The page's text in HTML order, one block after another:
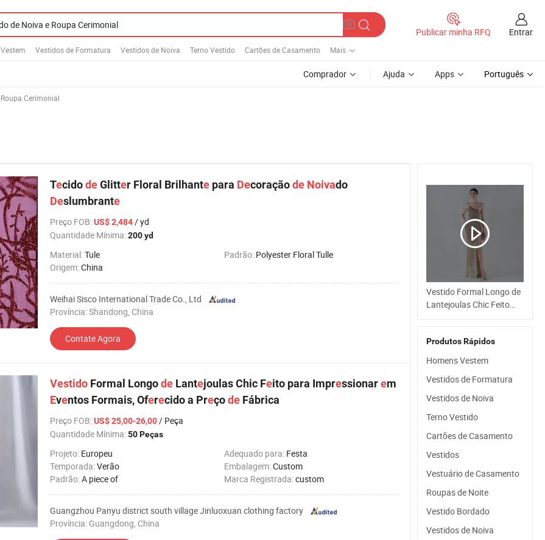
Vestidos de Formatura Vestidos de Noiva Terno Vestido Cartões de Casamento Mais
Publicar minha RFQ Entrar
Comprador Ajuda Apps Português
Cerimonial
TecidodeGlitter Floral Brilhante para Decoraçãode Noivado
Deslumbrante
Preço FOB:US$ 2,484/ yd
Quantidade Mínima:200 yd
Material:Tule Padrão: Polyester Floral Tulle
Origem:China
Weihai Sisco International Trade Co., Ltd
Província: Shandong, China
Contate Agora
Vestido Formal Longode Lantejoulas Chic Feito para Impressionarem
Eventos Formais, Oferecido a Preçode Fábrica
Preço FOB:US$ 25,00-26,00/ Peça
Quantidade Mínima:50 Peças
Projeto: Europeu Adequado para: Festa
Temporada:Verão Embalagem:Custom
Padrão:A piece of Marca Registrada:custom
Guangzhou Panyu district south village Jinluoxuan clothing factory
Província: Guangdong, China
Vestido Formal Longo de
Lantejoulas Chic Feito
para Impressionar em
Eventos Formais,
Oferecido a Preço de
Fábrica
Produtos Rápidos
Homens Vestem
Vestidos de Formatura
Vestidos de Noiva
Terno Vestido
Cartões de Casamento
Vestidos
Vestuário de Casamento
Roupas de Noite
Vestido Bordado
Vestidos de Noiva